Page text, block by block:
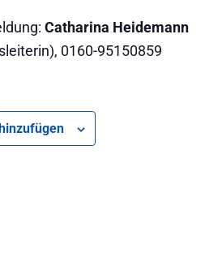
Catharina Heidemann
0160-95150859